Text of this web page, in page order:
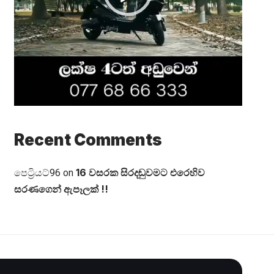
Recent Comments
පෙට්‍රියට්96 on 16 වසරක සිරදඬුවමට එරෙහිව
සරණගෙන් ඇපෑලක් !!